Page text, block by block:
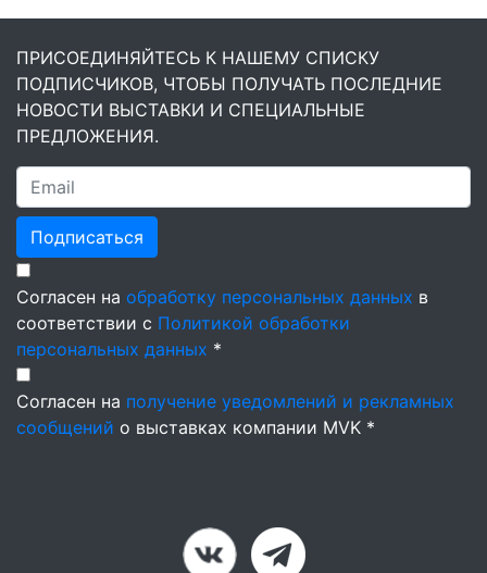
ПРИСОЕДИНЯЙТЕСЬ К НАШЕМУ СПИСКУ
ПОДПИСЧИКОВ, ЧТОБЫ ПОЛУЧАТЬ ПОСЛЕДНИЕ
НОВОСТИ ВЫСТАВКИ И СПЕЦИАЛЬНЫЕ
ПРЕДЛОЖЕНИЯ.
Подписаться
Согласен на обработку персональных данных в
соответствии с Политикой обработки
персональных данных *
Согласен на получение уведомлений и рекламных
сообщений о выставках компании MVK *